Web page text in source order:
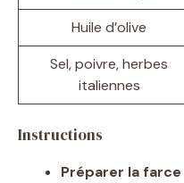
Huile d’olive
Sel, poivre, herbes
italiennes
Instructions
Préparer la farce